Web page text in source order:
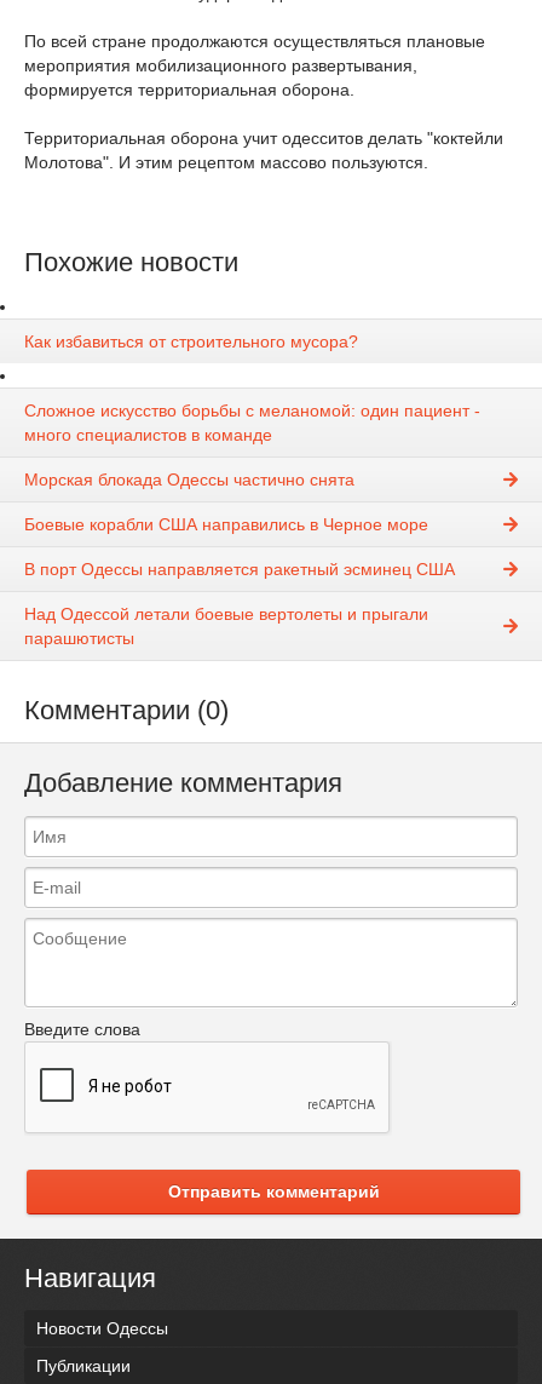
По всей стране продолжаются осуществляться плановые
мероприятия мобилизационного развертывания,
формируется территориальная оборона.
Территориальная оборона учит одесситов делать "коктейли
Молотова". И этим рецептом массово пользуются.
Похожие новости
Как избавиться от строительного мусора?
Сложное искусство борьбы с меланомой: один пациент -
много специалистов в команде
Морская блокада Одессы частично снята
Боевые корабли США направились в Черное море
В порт Одессы направляется ракетный эсминец США
Над Одессой летали боевые вертолеты и прыгали
парашютисты
Комментарии (0)
Добавление комментария
Введите слова
Отправить комментарий
Навигация
Новости Одессы
Публикации